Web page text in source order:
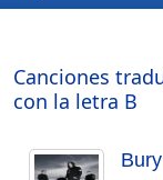
Canciones
con la letra B